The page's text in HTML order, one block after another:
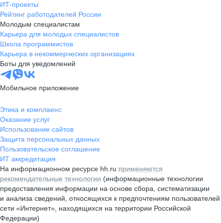
ИТ-проекты
Рейтинг работодателей России
Молодым специалистам
Карьера для молодых специалистов
Школа программистов
Карьера в некоммерческих организациях
Боты для уведомлений
Мобильное приложение
Этика и комплаенс
Оказание услуг
Использование сайтов
Защита персональных данных
Пользовательское соглашение
ИТ аккредитация
На информационном ресурсе hh.ru применяются
рекомендательные технологии (информационные технологии
предоставления информации на основе сбора, систематизации
и анализа сведений, относящихся к предпочтениям пользователей
сети «Интернет», находящихся на территории Российской
Федерации)